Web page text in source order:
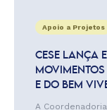
Apoio a Projetos
CESE LANÇA
MOVIMENTOS
E DO BEM
A